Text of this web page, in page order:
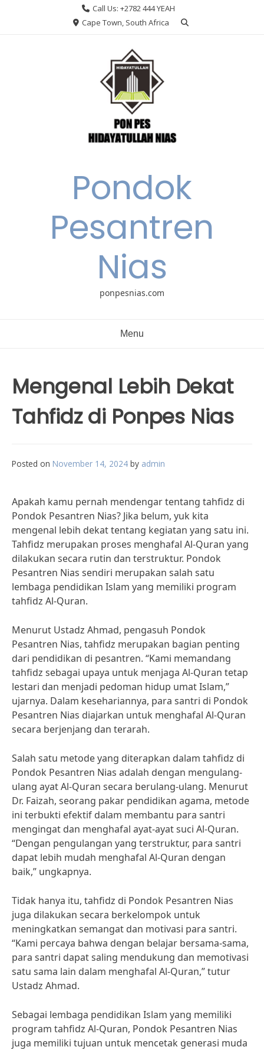
Call Us: +2782 444 YEAH
Cape Town, South Africa
Pondok
Pesantren
Nias
ponpesnias.com
Menu
Mengenal Lebih Dekat
Tahfidz di Ponpes Nias
Posted on November 14, 2024 by admin
Apakah kamu pernah mendengar tentang tahfidz di
Pondok Pesantren Nias? Jika belum, yuk kita
mengenal lebih dekat tentang kegiatan yang satu ini.
Tahfidz merupakan proses menghafal Al-Quran yang
dilakukan secara rutin dan terstruktur. Pondok
Pesantren Nias sendiri merupakan salah satu
lembaga pendidikan Islam yang memiliki program
tahfidz Al-Quran.
Menurut Ustadz Ahmad, pengasuh Pondok
Pesantren Nias, tahfidz merupakan bagian penting
dari pendidikan di pesantren. “Kami memandang
tahfidz sebagai upaya untuk menjaga Al-Quran tetap
lestari dan menjadi pedoman hidup umat Islam,”
ujarnya. Dalam kesehariannya, para santri di Pondok
Pesantren Nias diajarkan untuk menghafal Al-Quran
secara berjenjang dan terarah.
Salah satu metode yang diterapkan dalam tahfidz di
Pondok Pesantren Nias adalah dengan mengulang-
ulang ayat Al-Quran secara berulang-ulang. Menurut
Dr. Faizah, seorang pakar pendidikan agama, metode
ini terbukti efektif dalam membantu para santri
mengingat dan menghafal ayat-ayat suci Al-Quran.
“Dengan pengulangan yang terstruktur, para santri
dapat lebih mudah menghafal Al-Quran dengan
baik,” ungkapnya.
Tidak hanya itu, tahfidz di Pondok Pesantren Nias
juga dilakukan secara berkelompok untuk
meningkatkan semangat dan motivasi para santri.
“Kami percaya bahwa dengan belajar bersama-sama,
para santri dapat saling mendukung dan memotivasi
satu sama lain dalam menghafal Al-Quran,” tutur
Ustadz Ahmad.
Sebagai lembaga pendidikan Islam yang memiliki
program tahfidz Al-Quran, Pondok Pesantren Nias
juga memiliki tujuan untuk mencetak generasi muda